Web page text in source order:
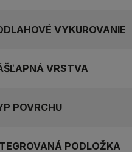
VYKUROVANIE
VRSTVA
POVRCHU
PODLOŽKA